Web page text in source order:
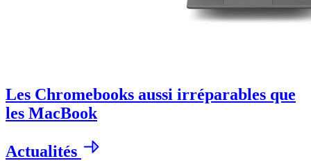
Les Chromebooks aussi irréparables que
les MacBook
Actualités